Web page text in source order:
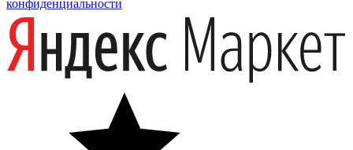
конфиденциальности